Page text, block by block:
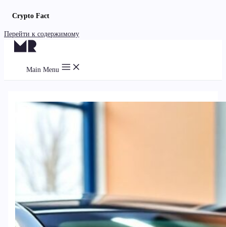
Crypto Fact
Перейти к содержимому
Main Menu